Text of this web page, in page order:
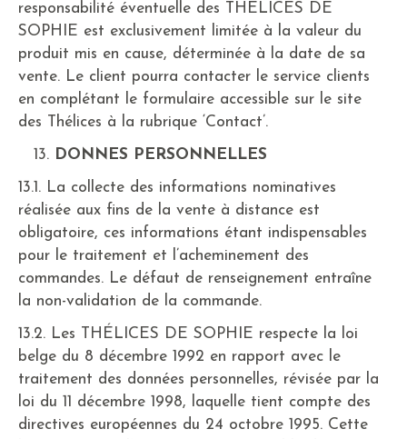
responsabilité éventuelle des THÉLICES DE
SOPHIE est exclusivement limitée à la valeur du
produit mis en cause, déterminée à la date de sa
vente. Le client pourra contacter le service clients
en complétant le formulaire accessible sur le site
des Thélices à la rubrique ‘Contact’.
DONNES PERSONNELLES
13.1. La collecte des informations nominatives
réalisée aux fins de la vente à distance est
obligatoire, ces informations étant indispensables
pour le traitement et l’acheminement des
commandes. Le défaut de renseignement entraîne
la non-validation de la commande.
13.2. Les THÉLICES DE SOPHIE respecte la loi
belge du 8 décembre 1992 en rapport avec le
traitement des données personnelles, révisée par la
loi du 11 décembre 1998, laquelle tient compte des
directives européennes du 24 octobre 1995. Cette